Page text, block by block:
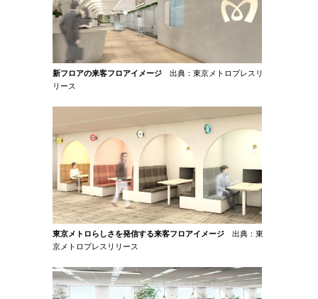
新フロアの来客フロアイメージ 出典：東京メトロプレスリ
リース
東京メトロらしさを発信する来客フロアイメージ 出典：東
京メトロプレスリリース